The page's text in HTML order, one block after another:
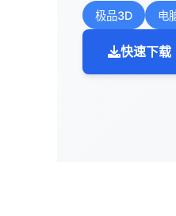
极品3D 电
快速下载